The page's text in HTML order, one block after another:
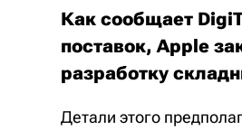
Как сообщает
поставок, Apple
разработку
Детали этого